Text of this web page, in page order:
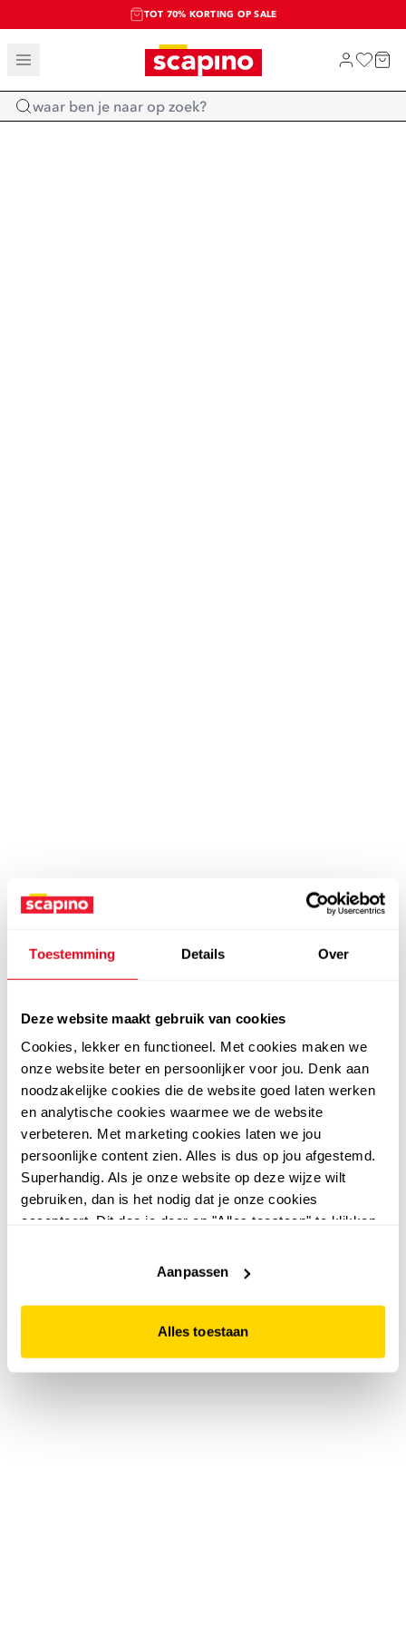
Toestemming Details Over
Deze website maakt gebruik van cookies
Cookies, lekker en functioneel. Met cookies maken we
onze website beter en persoonlijker voor jou. Denk aan
noodzakelijke cookies die de website goed laten werken
en analytische cookies waarmee we de website
verbeteren. Met marketing cookies laten we jou
persoonlijke content zien. Alles is dus op jou afgestemd.
Superhandig. Als je onze website op deze wijze wilt
gebruiken, dan is het nodig dat je onze cookies
accepteert. Dit doe je door op "Alles toestaan" te klikken.
website niet optimaal functioneert.
Aanpassen
Alles toestaan
TOT 70% KORTING OP SALE
SALE: LAATSTE KANS!
SHOP NIEUW
Home